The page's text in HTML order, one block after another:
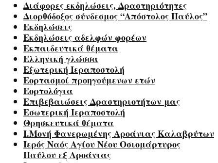
Διάφορες εκδηλώσεις, Δραστηριότητες
Διορθόδοξος σύνδεσμος “Απόστολος Παύλος”
Εκδηλώσεις
Εκδηλώσεις αδελφών φορέων
Εκπαιδευτικά θέματα
Ελληνική γλώσσα
Εξωτερική Ιεραποστολή
Εορτασμοί προηγούμενων ετών
Εορτολόγια
Επιβεβαιώσεις Δραστηριοτήτων μας
Εσωτερική Ιεραποστολή
Θρησκευτικά θέματα
Ι.Μονή Φανερωμένης Αροάνιας Καλαβρύτων
Ιερός Ναός Αγίου Νέου Οσιομάρτυρος
Παύλου εξ Αροάνιας